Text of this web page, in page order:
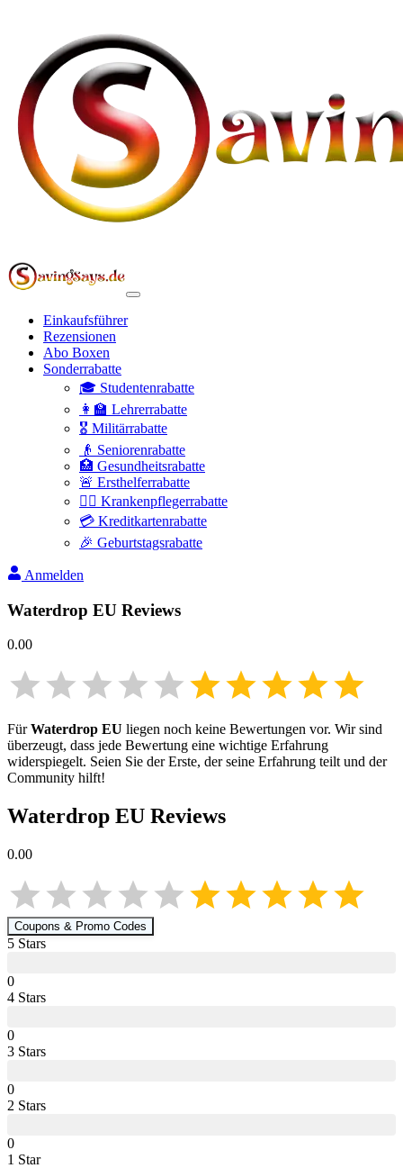
Einkaufsführer
Rezensionen
Abo Boxen
Sonderrabatte
🎓 Studentenrabatte
👩‍🏫 Lehrerrabatte
🎖️ Militärrabatte
👴 Seniorenrabatte
🏥 Gesundheitsrabatte
🚨 Ersthelferrabatte
👩‍⚕️ Krankenpflegerrabatte
💳 Kreditkartenrabatte
🎉 Geburtstagsrabatte
Anmelden
Waterdrop EU Reviews
0.00
FürWaterdrop EU liegen noch keine Bewertungen vor. Wir sind
überzeugt, dass jede Bewertung eine wichtige Erfahrung
widerspiegelt. Seien Sie der Erste, der seine Erfahrung teilt und der
Community hilft!
Waterdrop EU Reviews
0.00
Coupons & Promo Codes
5 Stars
0
4 Stars
0
3 Stars
0
2 Stars
0
1 Star